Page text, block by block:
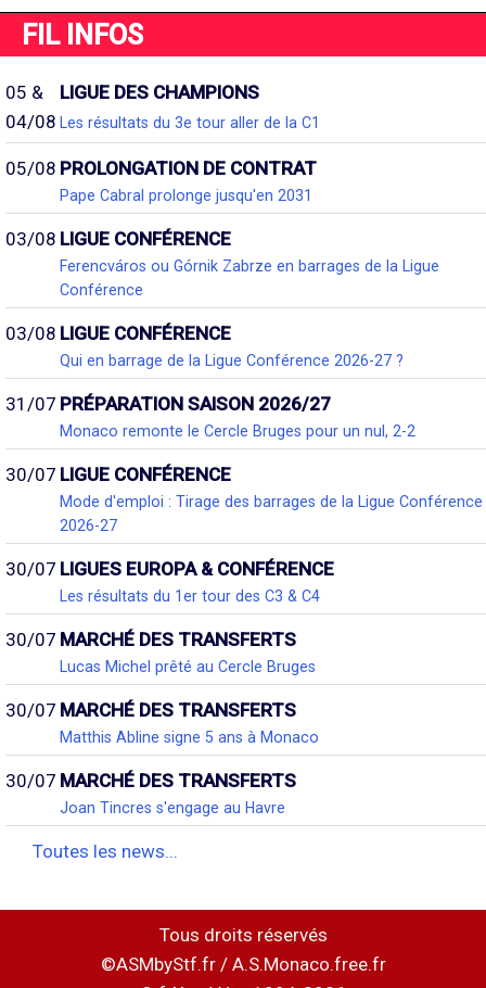
FIL INFOS
05 &
04/08
LIGUE DES CHAMPIONS
Les résultats du 3e tour aller de la C1
05/08 PROLONGATION DE CONTRAT
Pape Cabral prolonge jusqu'en 2031
03/08 LIGUE CONFÉRENCE
Ferencváros ou Górnik Zabrze en barrages de la Ligue
Conférence
03/08 LIGUE CONFÉRENCE
Qui en barrage de la Ligue Conférence 2026-27 ?
31/07 PRÉPARATION SAISON 2026/27
Monaco remonte le Cercle Bruges pour un nul, 2-2
30/07 LIGUE CONFÉRENCE
Mode d'emploi : Tirage des barrages de la Ligue Conférence
2026-27
30/07 LIGUES EUROPA & CONFÉRENCE
Les résultats du 1er tour des C3 & C4
30/07 MARCHÉ DES TRANSFERTS
Lucas Michel prêté au Cercle Bruges
30/07 MARCHÉ DES TRANSFERTS
Matthis Abline signe 5 ans à Monaco
30/07 MARCHÉ DES TRANSFERTS
Joan Tincres s'engage au Havre
Toutes les news...
Tous droits réservés
©ASMbyStf.fr / A.S.Monaco.free.fr